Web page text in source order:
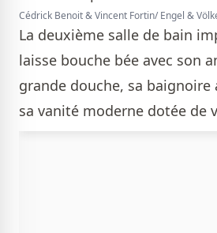
Cédrick Benoit & Vincent Fortin/ Engel &
La deuxième salle de bain
laisse bouche bée avec son
grande douche, sa
sa vanité moderne dotée de